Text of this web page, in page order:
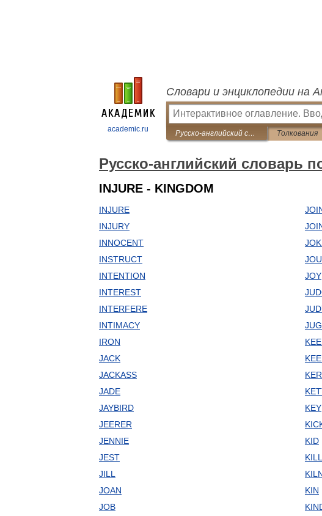
academic.ru
Словари и энциклопедии на
Русско-английский словарь пословиц и поговорок Толкования
Русско-английский словарь
INJURE - KINGDOM
INJURE
INJURY
INNOCENT
INSTRUCT
INTENTION
INTEREST
INTERFERE
INTIMACY
IRON
JACK
JACKASS
JADE
JAYBIRD
JEERER
JENNIE
JEST
JILL
JOAN
JOB
JOY
JUG
KEY
KID
KILL
KIN